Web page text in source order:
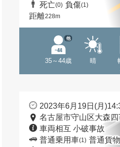
死亡(0) 負傷(1)
距離228m
35～44歳
他
晴
2023年6月19日(月
名古屋市守山区大森
車両相互 小破事故
普通乗用車(1) 普通貨